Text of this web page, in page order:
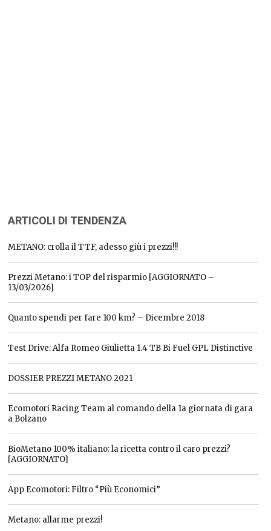
ARTICOLI DI TENDENZA
METANO: crolla il TTF, adesso giù i prezzi!!!
Prezzi Metano: i TOP del risparmio [AGGIORNATO –
13/03/2026]
Quanto spendi per fare 100 km? – Dicembre 2018
Test Drive: Alfa Romeo Giulietta 1.4 TB Bi Fuel GPL Distinctive
DOSSIER PREZZI METANO 2021
Ecomotori Racing Team al comando della 1a giornata di gara
a Bolzano
BioMetano 100% italiano: la ricetta contro il caro prezzi?
[AGGIORNATO]
App Ecomotori: Filtro “Più Economici”
Metano: allarme prezzi!